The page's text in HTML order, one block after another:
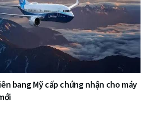
bang Mỹ cấp chứng nhận cho máy